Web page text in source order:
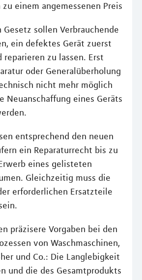
einem angemessenen Preis
sollen Verbrauchende
ein defektes Gerät zuerst
reparieren zu lassen. Erst
oder Generalüberholung
nicht mehr möglich
Neuanschaffung eines Geräts
entsprechend den neuen
ein Reparaturrecht bis zu
eines gelisteten
Gleichzeitig muss die
erforderlichen Ersatzteile
präzisere Vorgaben bei den
von Waschmaschinen,
und Co.: Die Langlebigkeit
und die des Gesamtprodukts